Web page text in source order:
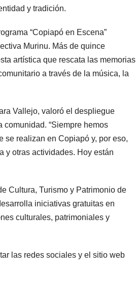
y tradición.
“Copiapó en Escena”
Murinu. Más de quince
artística que rescata las memorias
a través de la música, la
Vallejo, valoró el despliegue
“Siempre hemos
se realizan en Copiapó y, por eso,
y otras actividades. Hoy están
Cultura, Turismo y Patrimonio de
iniciativas gratuitas en
culturales, patrimoniales y
las redes sociales y el sitio web